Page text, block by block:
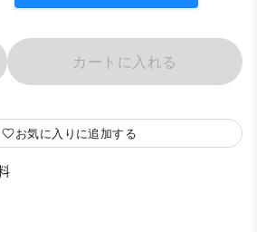
カートに入れる
お気に入りに追加する